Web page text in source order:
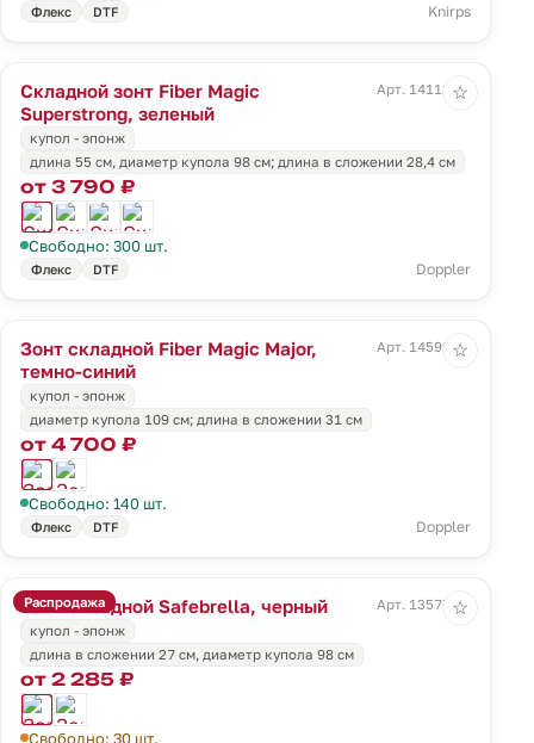
Флекс DTF Knirps
Складной зонт Fiber Magic
Superstrong, зеленый
Арт. 14113.90
купол - эпонж
длина 55 см, диаметр купола 98 см; длина в сложении 28,4 см
от 3 790 ₽
Свободно: 300 шт.
Флекс DTF Doppler
☆
Зонт складной Fiber Magic Major,
темно-синий
Арт. 14599.40
купол - эпонж
диаметр купола 109 см; длина в сложении 31 см
от 4 700 ₽
Свободно: 140 шт.
Флекс DTF Doppler
☆
Распродажа
Зонт складной Safebrella, черный
Арт. 13577.30
купол - эпонж
длина в сложении 27 см, диаметр купола 98 см
от 2 285 ₽
Свободно: 30 шт.
☆